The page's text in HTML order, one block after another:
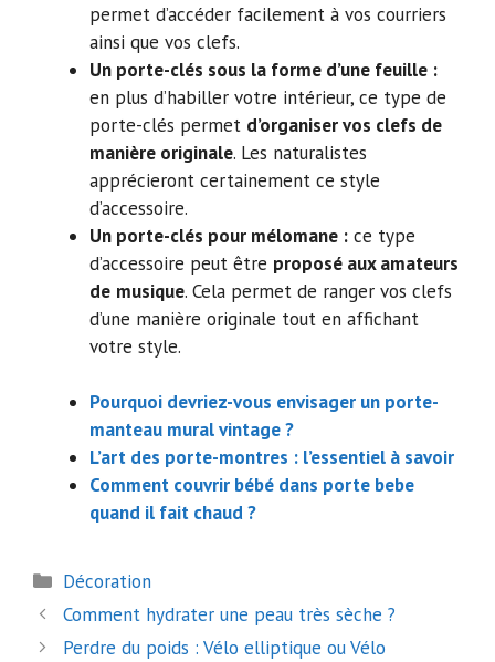
permet d’accéder facilement à vos courriers
ainsi que vos clefs.
Un porte-clés sous la forme d’une feuille :
en plus d’habiller votre intérieur, ce type de
porte-clés permet d’organiser vos clefs de
manière originale. Les naturalistes
apprécieront certainement ce style
d’accessoire.
Un porte-clés pour mélomane : ce type
d’accessoire peut être proposé aux amateurs
de musique. Cela permet de ranger vos clefs
d’une manière originale tout en affichant
votre style.
Pourquoi devriez-vous envisager un porte-
manteau mural vintage ?
L’art des porte-montres : l’essentiel à savoir
Comment couvrir bébé dans porte bebe
quand il fait chaud ?
Catégories
Décoration
Navigation
des
Comment hydrater une peau très sèche ?
Perdre du poids : Vélo elliptique ou Vélo